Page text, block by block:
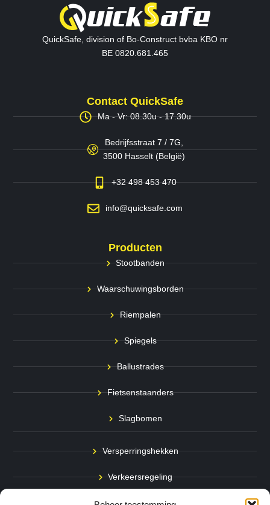
QuickSafe, division of Bo-Construct bvba KBO nr
BE 0820.681.465
Contact QuickSafe
Ma - Vr: 08.30u - 17.30u
Bedrijfsstraat 7 / 7G,
3500 Hasselt (België)
+32 498 453 470
info@quicksafe.com
Producten
Stootbanden
Waarschuwingsborden
Riempalen
Spiegels
Ballustrades
Fietsenstaanders
Slagbomen
Versperringshekken
Verkeersregeling
Stadspalen